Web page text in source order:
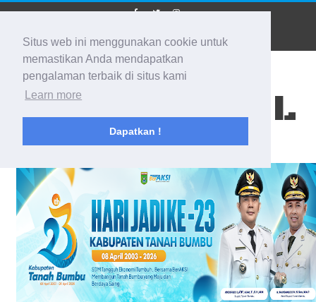
Situs web ini menggunakan cookie untuk
memastikan Anda mendapatkan
pengalaman terbaik di situs kami
Learn more
Dapatkan !
BIDIK KALSEL
Membidik Ke Segala Arah